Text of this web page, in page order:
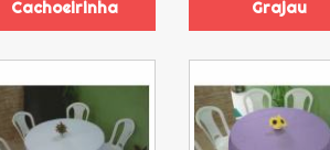
Cachoeirinha
Grajau